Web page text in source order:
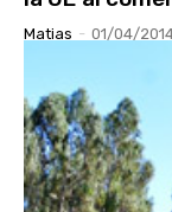
Matias - 01/04/